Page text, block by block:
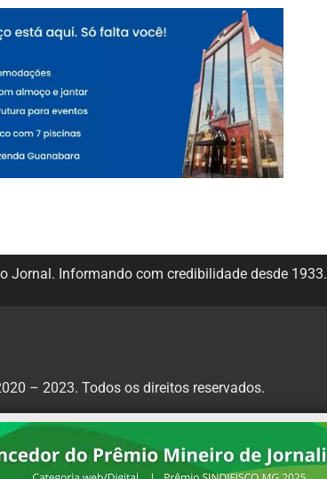
Jornal. Informando com credibilidade desde 1933.
– 2023. Todos os direitos reservados.